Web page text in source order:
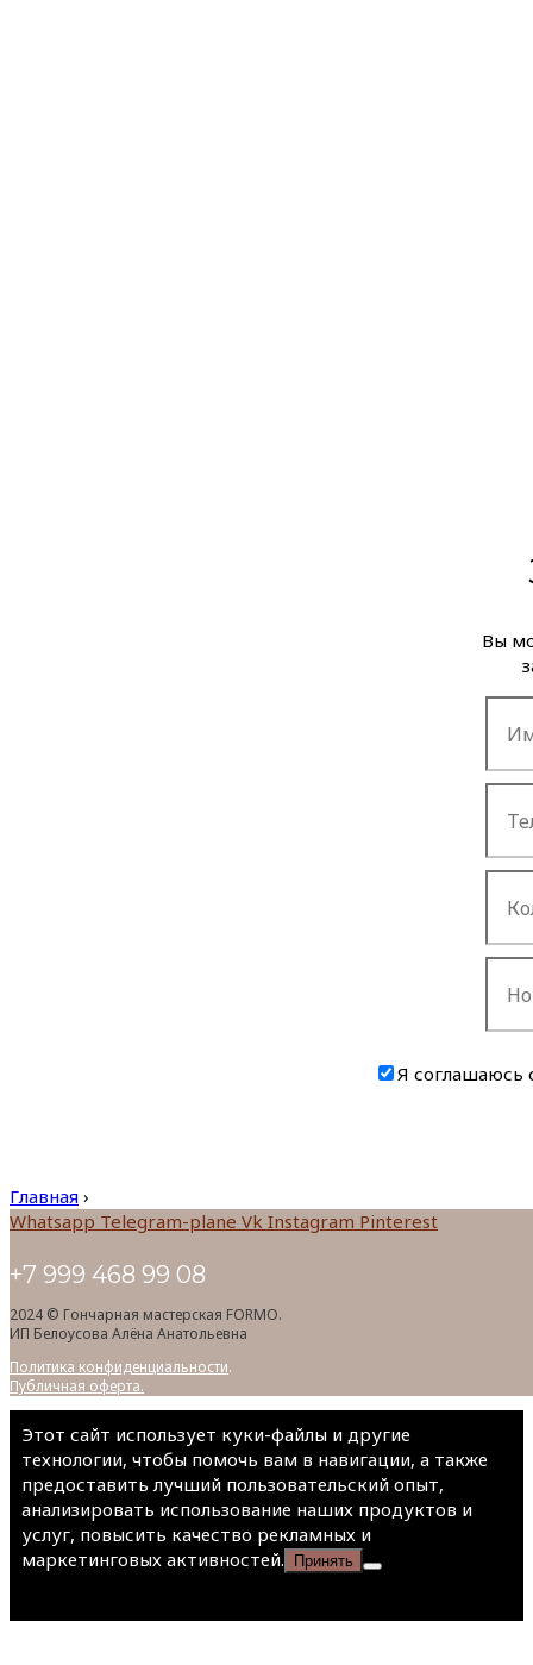
Вы
Я соглашаюсь
Главная ›
Whatsapp Telegram-plane Vk Instagram Pinterest
+7 999 468 99 08
2024 © Гончарная мастерская FORMO.
ИП Белоусова Алёна Анатольевна
Политика конфиденциальности.
Публичная оферта.
Этот сайт использует куки-файлы и другие
технологии, чтобы помочь вам в навигации, а также
предоставить лучший пользовательский опыт,
анализировать использование наших продуктов и
услуг, повысить качество рекламных и
маркетинговых активностей.
Принять